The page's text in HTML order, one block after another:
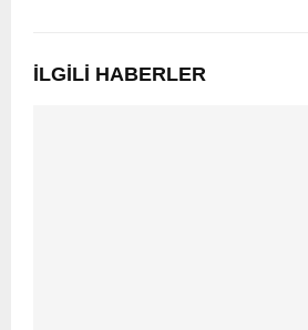
İLGILI HABERLER